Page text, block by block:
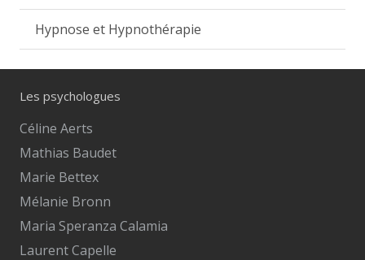
Hypnose et Hypnothérapie
Les psychologues
Céline Aerts
Mathias Baudet
Marie Bettex
Mélanie Bronn
Maria Speranza Calamia
Laurent Capelle